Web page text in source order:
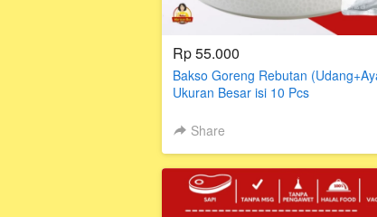
Rp 55.000
Bakso Goreng Rebutan
Ukuran Besar isi 10 Pcs
Share